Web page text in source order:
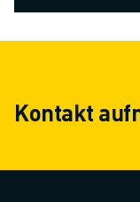
Kontakt